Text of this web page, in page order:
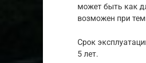
может быть как
возможен при
Срок
5 лет.